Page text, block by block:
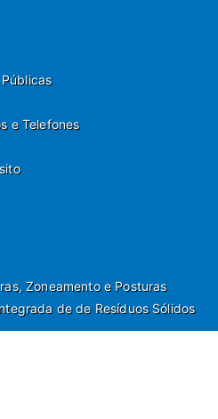
e Telefones
Zoneamento e Posturas
de de Resíduos Sólidos